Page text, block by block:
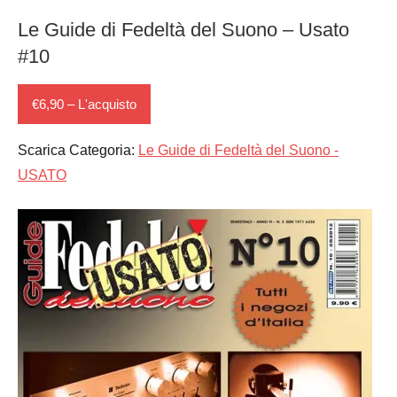
Le Guide di Fedeltà del Suono – Usato
#10
€6,90 – L'acquisto
Scarica Categoria: Le Guide di Fedeltà del Suono -
USATO